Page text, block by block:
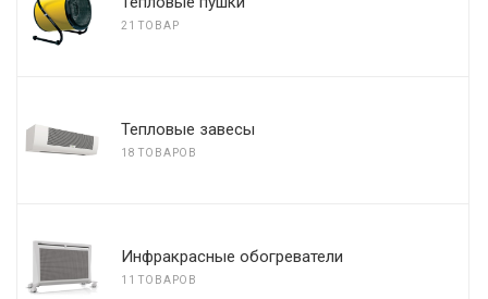
21 ТОВАР
Тепловые завесы
18 ТОВАРОВ
Инфракрасные обогреватели
11 ТОВАРОВ